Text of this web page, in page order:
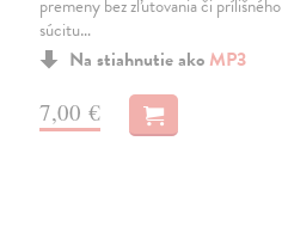
premeny bez zľutovania či prílišného
súcitu…
Na stiahnutie ako MP3
7,00 €